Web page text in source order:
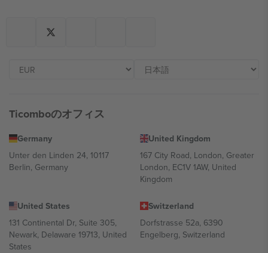
Ticomboのオフィス
Germany
Unter den Linden 24, 10117
Berlin, Germany
United Kingdom
167 City Road, London, Greater
London, EC1V 1AW, United
Kingdom
United States
131 Continental Dr, Suite 305,
Newark, Delaware 19713, United
States
Switzerland
Dorfstrasse 52a, 6390
Engelberg, Switzerland